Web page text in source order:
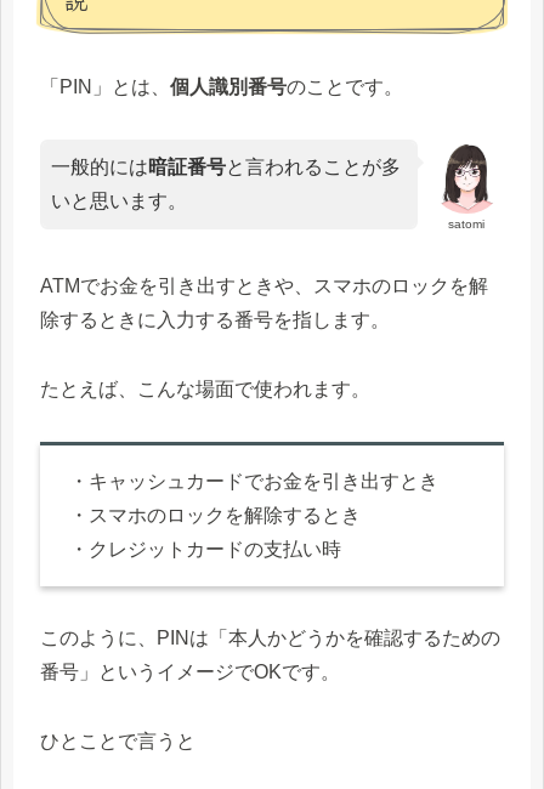
「PIN」とは、 個人識別番号のことです。
satomi
一般的には暗証番号と言われることが多
いと思います。
ATMでお金を引き出すときや、スマホのロックを解
除するときに入力する番号を指します。
たとえば、こんな場面で使われます。
・キャッシュカードでお金を引き出すとき
・スマホのロックを解除するとき
・クレジットカードの支払い時
このように、PINは「本人かどうかを確認するための
番号」というイメージでOKです。
ひとことで言うと